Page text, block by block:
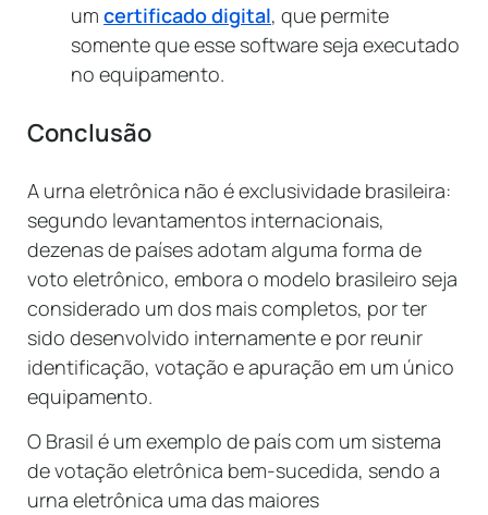
um certificado digital, que permite
somente que esse software seja executado
no equipamento.
Conclusão
A urna eletrônica não é exclusividade brasileira:
segundo levantamentos internacionais,
dezenas de países adotam alguma forma de
voto eletrônico, embora o modelo brasileiro seja
considerado um dos mais completos, por ter
sido desenvolvido internamente e por reunir
identificação, votação e apuração em um único
equipamento.
O Brasil é um exemplo de país com um sistema
de votação eletrônica bem-sucedida, sendo a
urna eletrônica uma das maiores